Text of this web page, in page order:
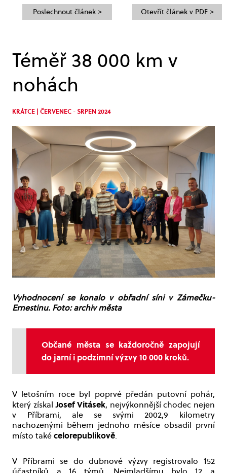
Téměř 38 000 km v
nohách
KRÁTCE | ČERVENEC - SRPEN 2024
Vyhodnocení se konalo v obřadní síni v Zámečku-
Ernestinu. Foto: archiv města
Občané města se každoročně zapojují
do jarní i podzimní výzvy 10 000 kroků.
V letošním roce byl poprvé předán putovní pohár,
který získalJosef Vitásek, nejvýkonnější chodec nejen
v Příbrami, ale se svými 2002,9 kilometry
nachozenými během jednoho měsíce obsadil první
místo takécelorepublikově.
V Příbrami se do dubnové výzvy registrovalo 152
Poslechnout článek > Otevřít článek v PDF >